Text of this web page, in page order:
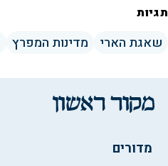
תגיות
שאגת הארי מדינות המפרץ
מדורים